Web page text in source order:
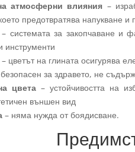
атмосферни влияния –
предотвратява напукване и
системата за закопчаване и
инструменти
– цветът на глината осигурява
за здравето, не
цвета– устойчивостта на
външен вид
– няма нужда от боядисване.